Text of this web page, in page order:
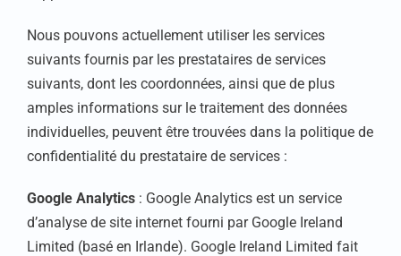
Nous pouvons actuellement utiliser les services
suivants fournis par les prestataires de services
suivants, dont les coordonnées, ainsi que de plus
amples informations sur le traitement des données
individuelles, peuvent être trouvées dans la politique de
confidentialité du prestataire de services :
Google Analytics: Google Analytics est un service
d’analyse de site internet fourni par Google Ireland
Limited (basé en Irlande). Google Ireland Limited fait